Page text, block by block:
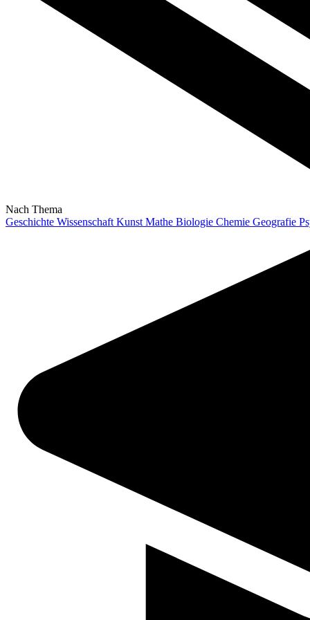
Nach Thema
Geschichte Wissenschaft Kunst Mathe Biologie Chemie Geografie